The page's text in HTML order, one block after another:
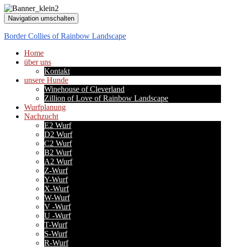
Navigation umschalten
Border Collies of Rainbow Landscape
Home
über uns
Kontakt
unsere Hunde
Winehouse of Cleverland
Zillion of Love of Rainbow Landscape
Wurfplanung
Nachzucht
E2 Wurf
D2 Wurf
C2 Wurf
B2 Wurf
A2 Wurf
Z-Wurf
Y-Wurf
X-Wurf
W-Wurf
V -Wurf
U -Wurf
T-Wurf
S-Wurf
R-Wurf